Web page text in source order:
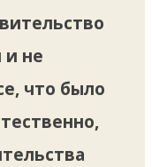
не
что было